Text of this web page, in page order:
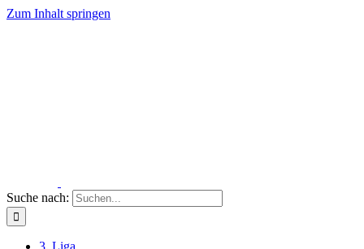
Zum Inhalt springen
Suche nach:
3. Liga